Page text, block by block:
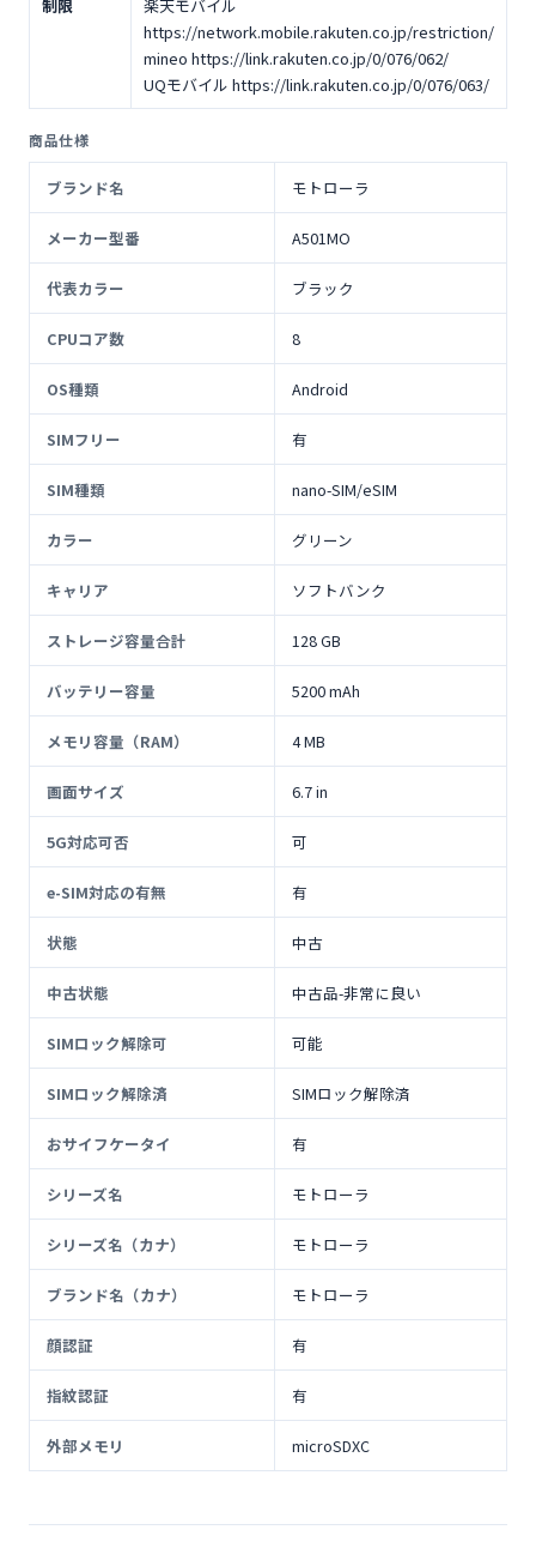
制限
楽天モバイル
https://network.mobile.rakuten.co.jp/restriction/
mineo https://link.rakuten.co.jp/0/076/062/
UQモバイル https://link.rakuten.co.jp/0/076/063/
商品仕様
ブランド名 モトローラ
メーカー型番 A501MO
代表カラー ブラック
CPUコア数 8
OS種類 Android
SIMフリー 有
SIM種類 nano-SIM/eSIM
カラー グリーン
キャリア ソフトバンク
ストレージ容量合計 128 GB
バッテリー容量 5200 mAh
メモリ容量（RAM） 4 MB
画面サイズ 6.7 in
5G対応可否 可
e-SIM対応の有無 有
状態 中古
中古状態 中古品-非常に良い
SIMロック解除可 可能
SIMロック解除済 SIMロック解除済
おサイフケータイ 有
シリーズ名 モトローラ
シリーズ名（カナ） モトローラ
ブランド名（カナ） モトローラ
顔認証 有
指紋認証 有
外部メモリ microSDXC